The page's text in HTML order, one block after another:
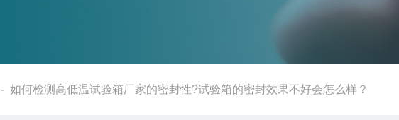
-如何检测高低温试验箱厂家的密封性?试验箱的密封效果不好会怎么样？